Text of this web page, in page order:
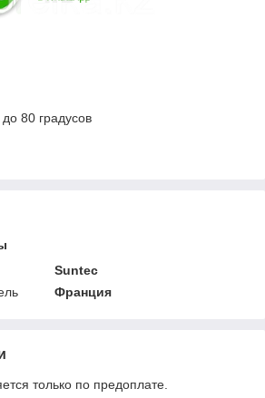
80 градусов
Suntec
Франция
только по предоплате.